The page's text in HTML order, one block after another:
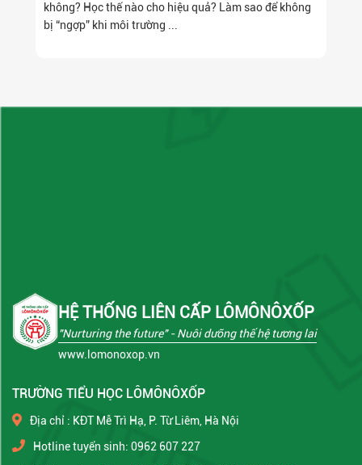
không? Học thế nào cho hiệu quả? Làm sao để không
bị “ngợp” khi môi trường ...
HỆ THỐNG LIÊN CẤP LÔMÔNÔXỐP
"Nurturing the future"- Nuôi dưỡng thế hệ tương lai
www.lomonoxop.vn
TRƯỜNG TIỂU HỌC LÔMÔNÔXỐP
Địa chỉ : KĐT Mễ Trì Hạ, P. Từ Liêm, Hà Nội
Hotline tuyển sinh: 0962 607 227